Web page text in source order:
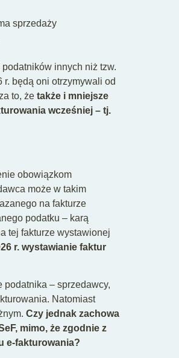
sprzedaży
innych niż tzw.
będą oni otrzymywali od
to, że także i mniejsze
wcześniej – tj.
obowiązkom
może w takim
na fakturze
podatku – karą
tej fakturze wystawionej
r. wystawianie faktur
podatnika – sprzedawcy,
Natomiast
Czy jednak zachowa
mimo, że zgodnie z
e-fakturowania?